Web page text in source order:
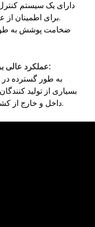
برای اطمینان از عملکرد مداوم بین دسته ها است.
ضخامت پوشش به
performance عملکرد عالی برنامه کاربردی:
بسیاری از تولید
داخل و خارج از کشور مورد استفاده قرار می گیرد.